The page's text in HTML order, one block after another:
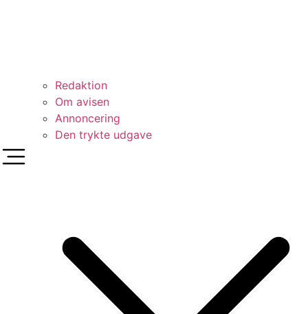
Redaktion
Om avisen
Annoncering
Den trykte udgave